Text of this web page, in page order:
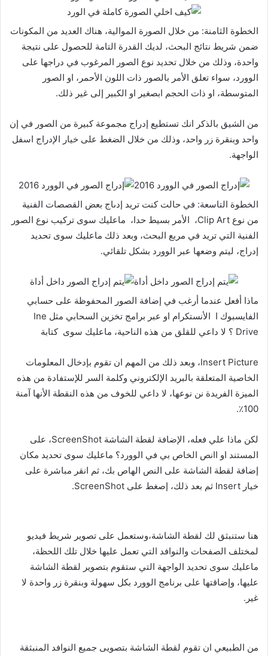
الخطوة الثامنة: من خلال الصورة الموالية، هناك العديد من المكونات
ضمن شريط نتائج البحث، لديك القدرة التامة للحصول على نتيجة
واحدة، وذلك من خلال تحديد نوع الصور المرغوب في دراجها على
الوورد، سواء تعلق الأمر بالصور ذات اللون الأحمر، او الصور
المتوسطة، او ذات الحجم ابصغير او الكبير إلى غير ذلك.
من الشيق بالذكر انك تستطيع إدراج مجموعة كبيرة من الصور في إن
واحد وبنقرة زر واحد، وذلك من خلال الضغط على خيار الإدراج اسفل
الواجهة.
الخطوة التاسعة: في حالت كنت تريد إدىاج بعض القصصات الفنية
من نوع Clip Art، الأمر بسيط حدا، ماعليك سوى تركيب نوع الصور
الفنية التي تريد في مربع البحث، وبعد ذلك ماعليك سوى تحديد
إدراج، ليتم وضعها عبر الوورد بشكل تلقائي.
ماذا أفعل عندما أرغب في إضافة الصور المحفوظة على حسابي
الفايسبوك ا الأنستكرام او عبر برامج تخزين السحابي مثل Ine
Drive ؟ لا داعي للقلق من هذه الناحية، ماعليك سوى كتابة
Insert Picture، وبعد ذلك من المهم ان تقوم بإدخال المعلومات
الخاصية المتعلقة بالبريد الإلكتروني وكلمة السر للإستفادة من هذه
الميزة الفريدة نن نوعها، لا داعي للخوف من هذه النقطة الأنها آمنة
100٪.
لكن ماذا علي فعله، الإضافة لقطة الشاشة ScreenShot، على
المستند او اانص الخاص بي في الوورد؟ ماعليك سوى تحديد مكان
إضافة لقطة الشاشة على النص الهاص بك، ثم انقر مباشرة على
خيار Insert ثم بعد ذلك، إصغط على ScreenShot.
هنا ستنبثق لك لقطة الشاشة،وستعمل على تصوير شريط فيديو
لمختلف الصفحات والنوافد التي تعمل عليها خلال تلك اللحظة،
ماعليك سوى تحديد الواجهة التي ستقوم بتصوير لقطة الشاشة
عليها، وإضاقتها على برنامج الوورد بكل سهولة وبنقرة زر واحدة لا
غير.
من الطبيعي ان تقوم لقطة الشاشة بتصويى جميع النوافد المنبثقة